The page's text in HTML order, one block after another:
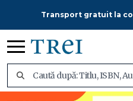
Transport gratuit la